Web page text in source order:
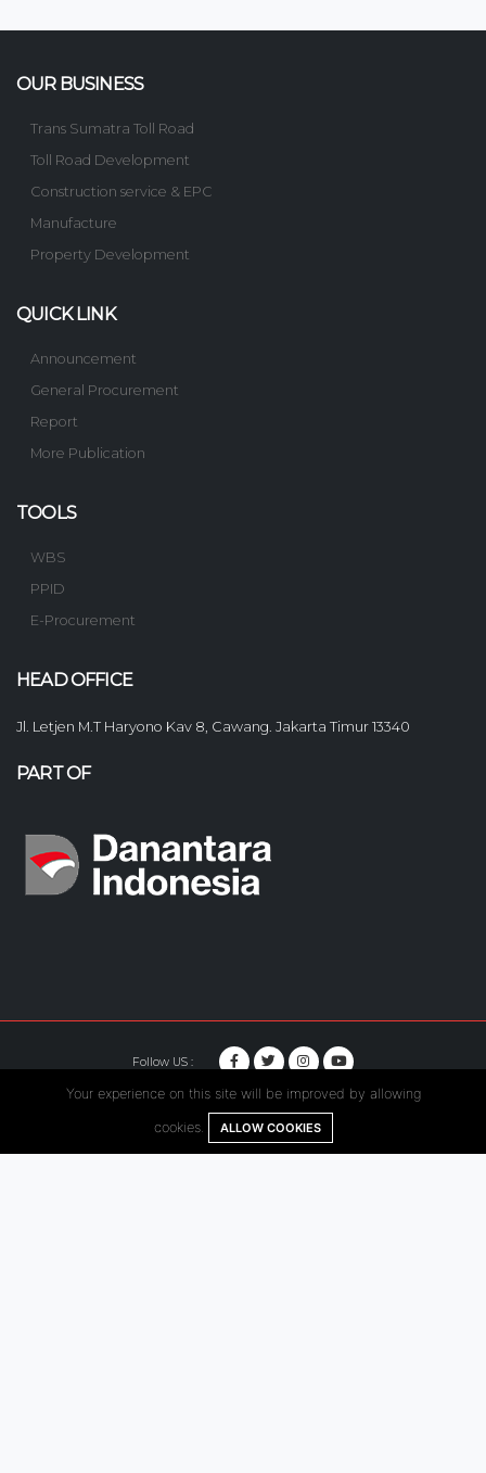
OUR BUSINESS
Trans Sumatra Toll Road
Toll Road Development
Construction service & EPC
Manufacture
Property Development
QUICK LINK
Announcement
General Procurement
Report
More Publication
TOOLS
WBS
PPID
E-Procurement
HEAD OFFICE
Jl. Letjen M.T Haryono Kav 8, Cawang. Jakarta Timur 13340
PART OF
Follow US :
© Copyright 2020. Hutama Karya All Rights Reserved.
Your experience on this site will be improved by allowing
cookies. ALLOW COOKIES